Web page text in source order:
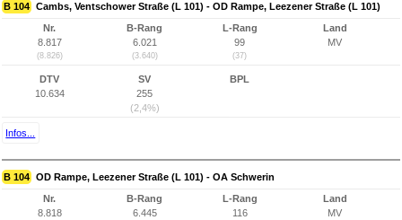
B 104 Cambs, Ventschower Straße (L 101) - OD Rampe, Leezener Straße (L 101)
Nr.
8.817
(8.826)
B-Rang
6.021
(3.640)
L-Rang
99
(37)
Land
MV
DTV
10.634
SV
255
(2,4%)
BPL
Infos...
B 104 OD Rampe, Leezener Straße (L 101) - OA Schwerin
Nr.
8.818
B-Rang
6.445
L-Rang
116
Land
MV